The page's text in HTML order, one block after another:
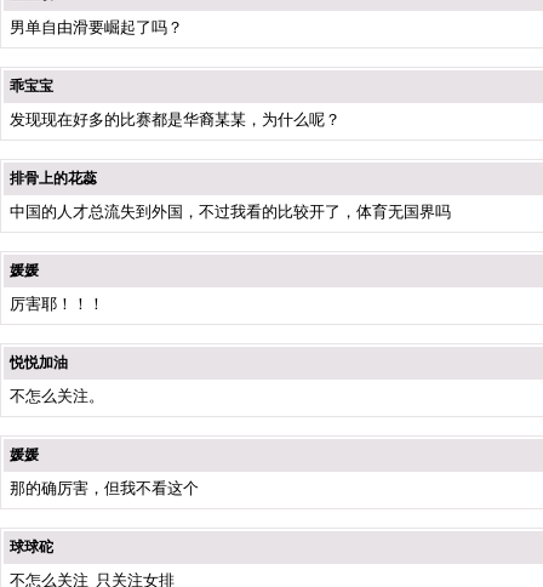
男单自由滑要崛起了吗？
乖宝宝
发现现在好多的比赛都是华裔某某，为什么呢？
排骨上的花蕊
中国的人才总流失到外国，不过我看的比较开了，体育无国界吗
媛媛
厉害耶！！！
悦悦加油
不怎么关注。
媛媛
那的确厉害，但我不看这个
球球砣
不怎么关注 只关注女排